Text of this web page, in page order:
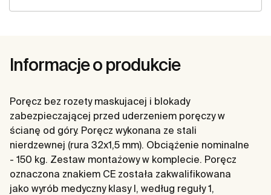
Informacje o produkcie
Poręcz bez rozety maskujacej i blokady
zabezpieczającej przed uderzeniem poręczy w
ścianę od góry. Poręcz wykonana ze stali
nierdzewnej (rura 32x1,5 mm). Obciążenie nominalne
- 150 kg. Zestaw montażowy w komplecie. Poręcz
oznaczona znakiem CE została zakwalifikowana
jako wyrób medyczny klasy I, według reguły 1,